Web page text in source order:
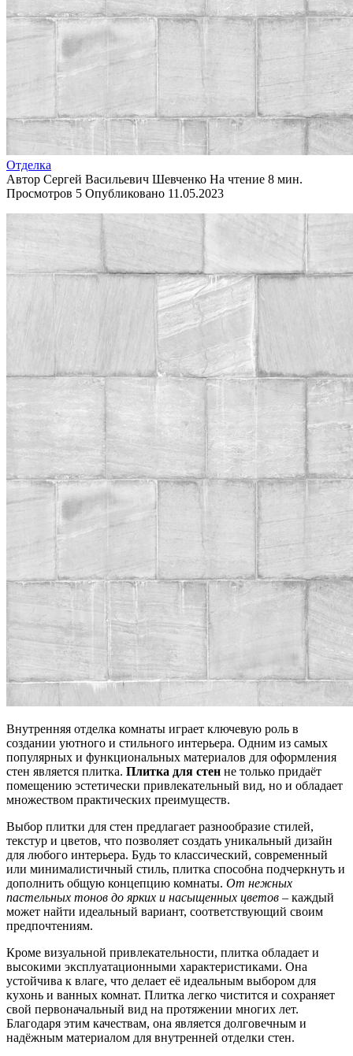
Отделка
Автор Сергей Васильевич Шевченко На чтение 8 мин.
Просмотров 5 Опубликовано 11.05.2023
Внутренняя отделка комнаты играет ключевую роль в
создании уютного и стильного интерьера. Одним из самых
популярных и функциональных материалов для оформления
стен является плитка. Плитка для стен не только придаёт
помещению эстетически привлекательный вид, но и обладает
множеством практических преимуществ.
Выбор плитки для стен предлагает разнообразие стилей,
текстур и цветов, что позволяет создать уникальный дизайн
для любого интерьера. Будь то классический, современный
или минималистичный стиль, плитка способна подчеркнуть и
дополнить общую концепцию комнаты. От нежных
пастельных тонов до ярких и насыщенных цветов – каждый
может найти идеальный вариант, соответствующий своим
предпочтениям.
Кроме визуальной привлекательности, плитка обладает и
высокими эксплуатационными характеристиками. Она
устойчива к влаге, что делает её идеальным выбором для
кухонь и ванных комнат. Плитка легко чистится и сохраняет
свой первоначальный вид на протяжении многих лет.
Благодаря этим качествам, она является долговечным и
надёжным материалом для внутренней отделки стен.